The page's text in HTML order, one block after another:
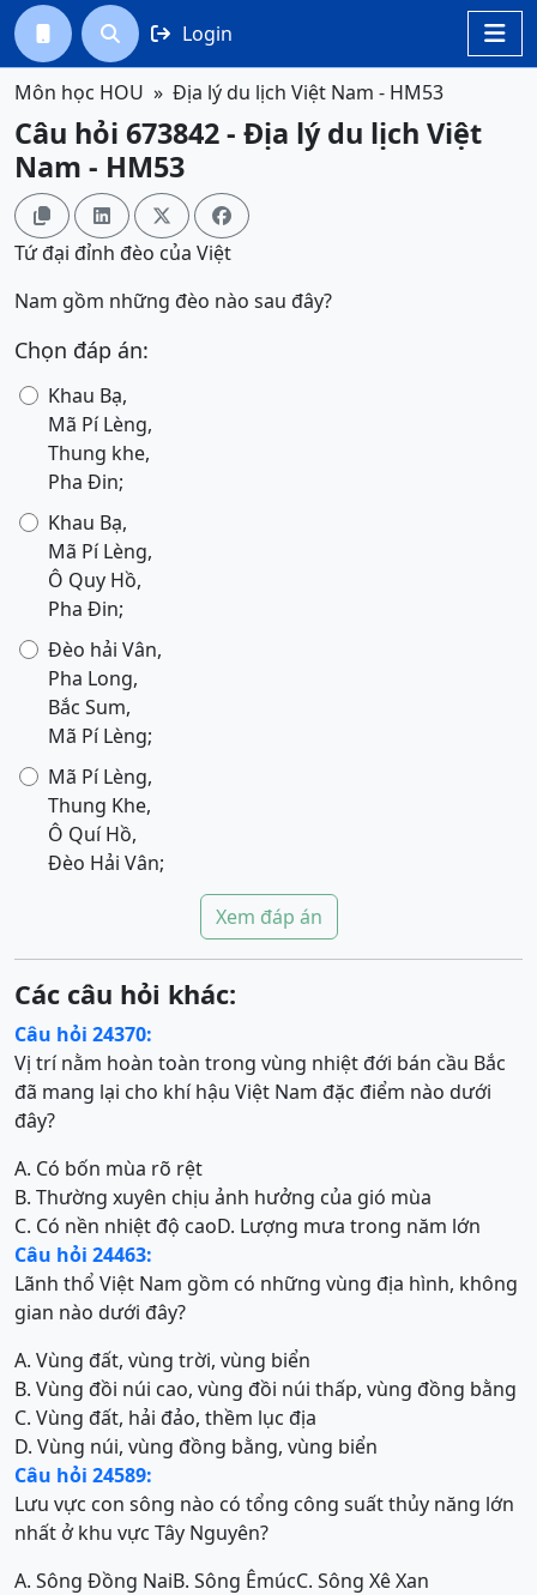

  Login
Môn học HOU Địa lý du lịch Việt Nam - HM53
Câu hỏi 673842 - Địa lý du lịch Việt
Nam - HM53
   
Tứ đại đỉnh đèo của Việt
Nam gồm những đèo nào sau đây?
Chọn đáp án:
Khau Bạ,
Mã Pí Lèng,
Thung khe,
Pha Đin;
Khau Bạ,
Mã Pí Lèng,
Ô Quy Hồ,
Pha Đin;
Đèo hải Vân,
Pha Long,
Bắc Sum,
Mã Pí Lèng;
Mã Pí Lèng,
Thung Khe,
Ô Quí Hồ,
Đèo Hải Vân;
Xem đáp án
Các câu hỏi khác:
Câu hỏi 24370:
Vị trí nằm hoàn toàn trong vùng nhiệt đới bán cầu Bắc
đã mang lại cho khí hậu Việt Nam đặc điểm nào dưới
đây?
A. Có bốn mùa rõ rệt
B. Thường xuyên chịu ảnh hưởng của gió mùa
C. Có nền nhiệt độ caoD. Lượng mưa trong năm lớn
Câu hỏi 24463:
Lãnh thổ Việt Nam gồm có những vùng địa hình, không
gian nào dưới đây?
A. Vùng đất, vùng trời, vùng biển
B. Vùng đồi núi cao, vùng đồi núi thấp, vùng đồng bằng
C. Vùng đất, hải đảo, thềm lục địa
D. Vùng núi, vùng đồng bằng, vùng biển
Câu hỏi 24589:
Lưu vực con sông nào có tổng công suất thủy năng lớn
nhất ở khu vực Tây Nguyên?
A. Sông Đồng NaiB. Sông ÊmúcC. Sông Xê Xan